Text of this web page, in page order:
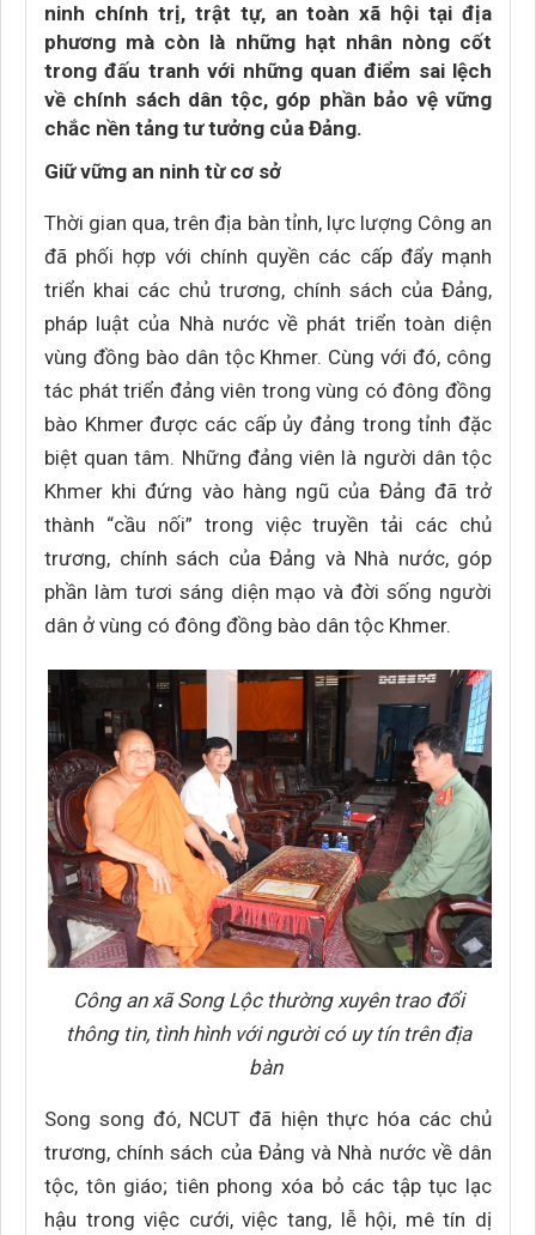
ninh chính trị, trật tự, an toàn xã hội tại địa
phương mà còn là những hạt nhân nòng cốt
trong đấu tranh với những quan điểm sai lệch
về chính sách dân tộc, góp phần bảo vệ vững
chắc nền tảng tư tưởng của Đảng.
Giữ vững an ninh từ cơ sở
Thời gian qua, trên địa bàn tỉnh, lực lượng Công an
đã phối hợp với chính quyền các cấp đẩy mạnh
triển khai các chủ trương, chính sách của Đảng,
pháp luật của Nhà nước về phát triển toàn diện
vùng đồng bào dân tộc Khmer. Cùng với đó, công
tác phát triển đảng viên trong vùng có đông đồng
bào Khmer được các cấp ủy đảng trong tỉnh đặc
biệt quan tâm. Những đảng viên là người dân tộc
Khmer khi đứng vào hàng ngũ của Đảng đã trở
thành “cầu nối” trong việc truyền tải các chủ
trương, chính sách của Đảng và Nhà nước, góp
phần làm tươi sáng diện mạo và đời sống người
dân ở vùng có đông đồng bào dân tộc Khmer.
Công an xã Song Lộc thường xuyên trao đổi
thông tin, tình hình với người có uy tín trên địa
bàn
Song song đó, NCUT đã hiện thực hóa các chủ
trương, chính sách của Đảng và Nhà nước về dân
tộc, tôn giáo; tiên phong xóa bỏ các tập tục lạc
hậu trong việc cưới, việc tang, lễ hội, mê tín dị